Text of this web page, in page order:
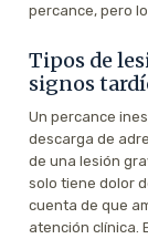
percance, pero
Tipos de
signos
Un percance
descarga de
de una lesión
solo tiene dolor
cuenta de que
atención clínica.